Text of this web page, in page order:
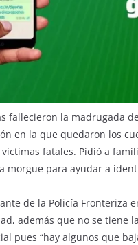
fallecieron la madrugada
en la que quedaron los
fatales. Pidió a
morgue para ayudar a
de la Policía Fronteriza
además que no se tiene
pues “hay algunos que